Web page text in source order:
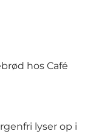
hos Café
lyser op i